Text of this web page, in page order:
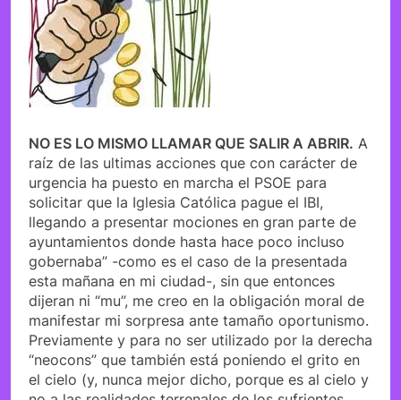
NO ES LO MISMO LLAMAR QUE SALIR A ABRIR. A
raíz de las ultimas acciones que con carácter de
urgencia ha puesto en marcha el PSOE para
solicitar que la Iglesia Católica pague el IBI,
llegando a presentar mociones en gran parte de
ayuntamientos donde hasta hace poco incluso
gobernaba” -como es el caso de la presentada
esta mañana en mi ciudad-, sin que entonces
dijeran ni “mu”, me creo en la obligación moral de
manifestar mi sorpresa ante tamaño oportunismo.
Previamente y para no ser utilizado por la derecha
“neocons” que también está poniendo el grito en
el cielo (y, nunca mejor dicho, porque es al cielo y